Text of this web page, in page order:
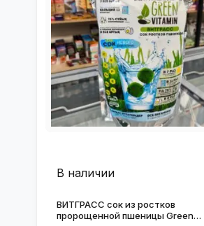
В наличии
ВИТГРАСС сок из ростков
пророщенной пшеницы Green